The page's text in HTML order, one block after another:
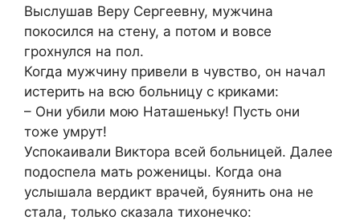
Выслушав Веру Сергеевну, мужчина
покосился на стену, а потом и вовсе
грохнулся на пол.
Когда мужчину привели в чувство, он начал
истерить на всю больницу с криками:
– Они убили мою Наташеньку! Пусть они
тоже умрут!
Успокаивали Виктора всей больницей. Далее
подоспела мать роженицы. Когда она
услышала вердикт врачей, буянить она не
стала, только сказала тихонечко: